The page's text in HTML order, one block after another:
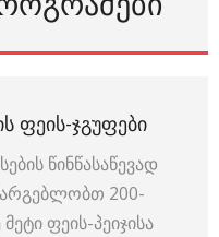
ᲤᲔᲘᲡ-ᲯᲒᲣᲤᲔᲑᲘ
წინწასაწევად
200-
ფეის-პეიჯისა